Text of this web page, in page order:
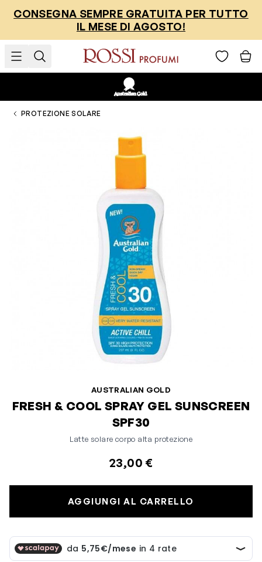
CONSEGNA SEMPRE GRATUITA PER TUTTO
IL MESE DI AGOSTO!
PROTEZIONE SOLARE
AUSTRALIAN GOLD
FRESH & COOL SPRAY GEL SUNSCREEN
SPF30
Latte solare corpo alta protezione
23,00 €
AGGIUNGI AL CARRELLO